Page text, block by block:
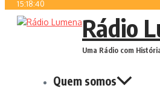
15:18:40
Rádio
Uma Rádio com
Quem somos